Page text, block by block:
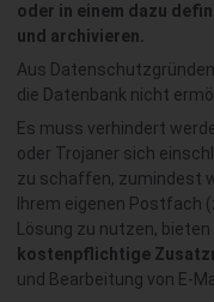
oder in einem dazu
und archivieren.
Aus
die Datenbank nicht
Es muss verhindert
oder Trojaner sich
zu schaffen, zumindest
Ihrem eigenen Postfach
Lösung zu nutzen,
kostenpflichtige
und Bearbeitung von E-